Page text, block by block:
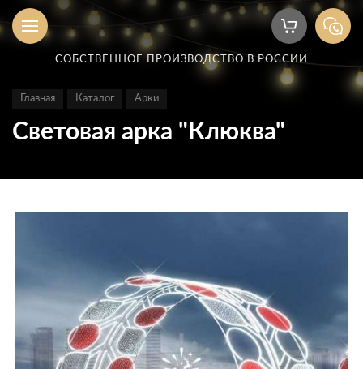
СОБСТВЕННОЕ ПРОИЗВОДСТВО В РОССИИ
Главная Каталог Арки
Световая арка "Клюква"